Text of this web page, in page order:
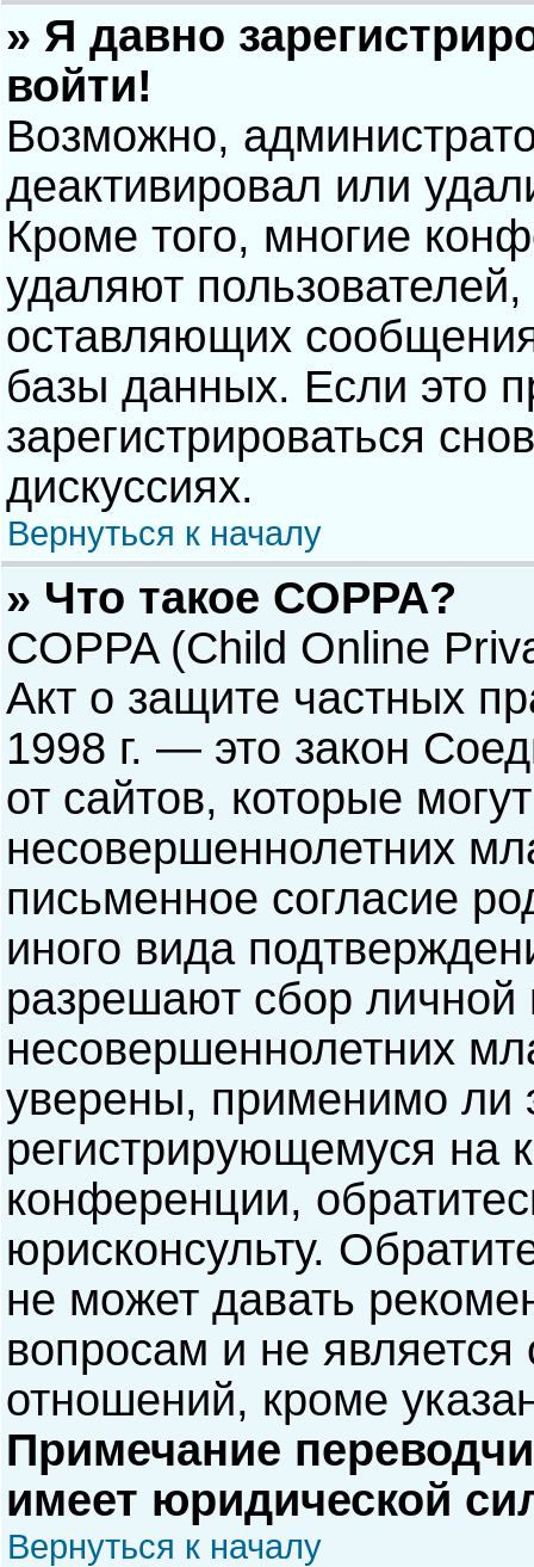
» Я давно
войти!
Возможно,
деактивировал или
Кроме того, многие
удаляют
оставляющих
базы данных. Если это
зарегистрироваться
дискуссиях.
Вернуться к началу
» Что такое COPPA?
COPPA (Child Online
Акт о защите частных
1998 г. — это закон
от сайтов, которые
несовершеннолетних
письменное согласие
иного вида
разрешают сбор
несовершеннолетних
уверены, применимо ли
регистрирующемуся на
конференции,
юрисконсульту.
не может давать
вопросам и не
отношений, кроме
Примечание
имеет юридической
Вернуться к началу